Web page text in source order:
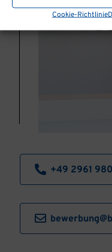
Cookie-Richtlinie
+49 2961